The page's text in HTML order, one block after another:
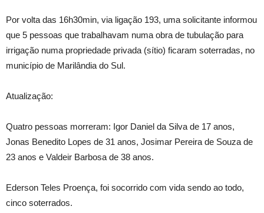
Por volta das 16h30min, via ligação 193, uma solicitante informou
que 5 pessoas que trabalhavam numa obra de tubulação para
irrigação numa propriedade privada (sítio) ficaram soterradas, no
município de Marilândia do Sul.
Atualização:
Quatro pessoas morreram: Igor Daniel da Silva de 17 anos,
Jonas Benedito Lopes de 31 anos, Josimar Pereira de Souza de
23 anos e Valdeir Barbosa de 38 anos.
Ederson Teles Proença, foi socorrido com vida sendo ao todo,
cinco soterrados.